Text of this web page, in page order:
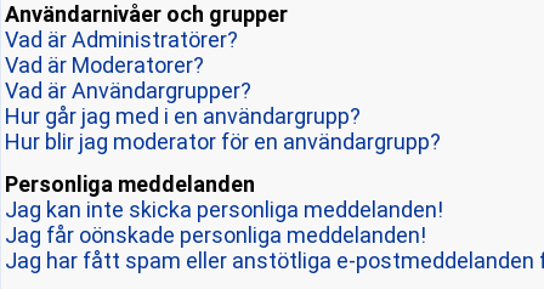
Användarnivåer och grupper
Vad är Administratörer?
Vad är Moderatorer?
Vad är Användargrupper?
Hur går jag med i en användargrupp?
Hur blir jag moderator för en användargrupp?
Personliga meddelanden
Jag kan inte skicka personliga meddelanden!
Jag får oönskade personliga meddelanden!
Jag har fått spam eller anstötliga e-postmeddelanden